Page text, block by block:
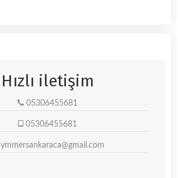
Hızlı iletişim
05306455681
05306455681
ymmersankaraca@gmail.com